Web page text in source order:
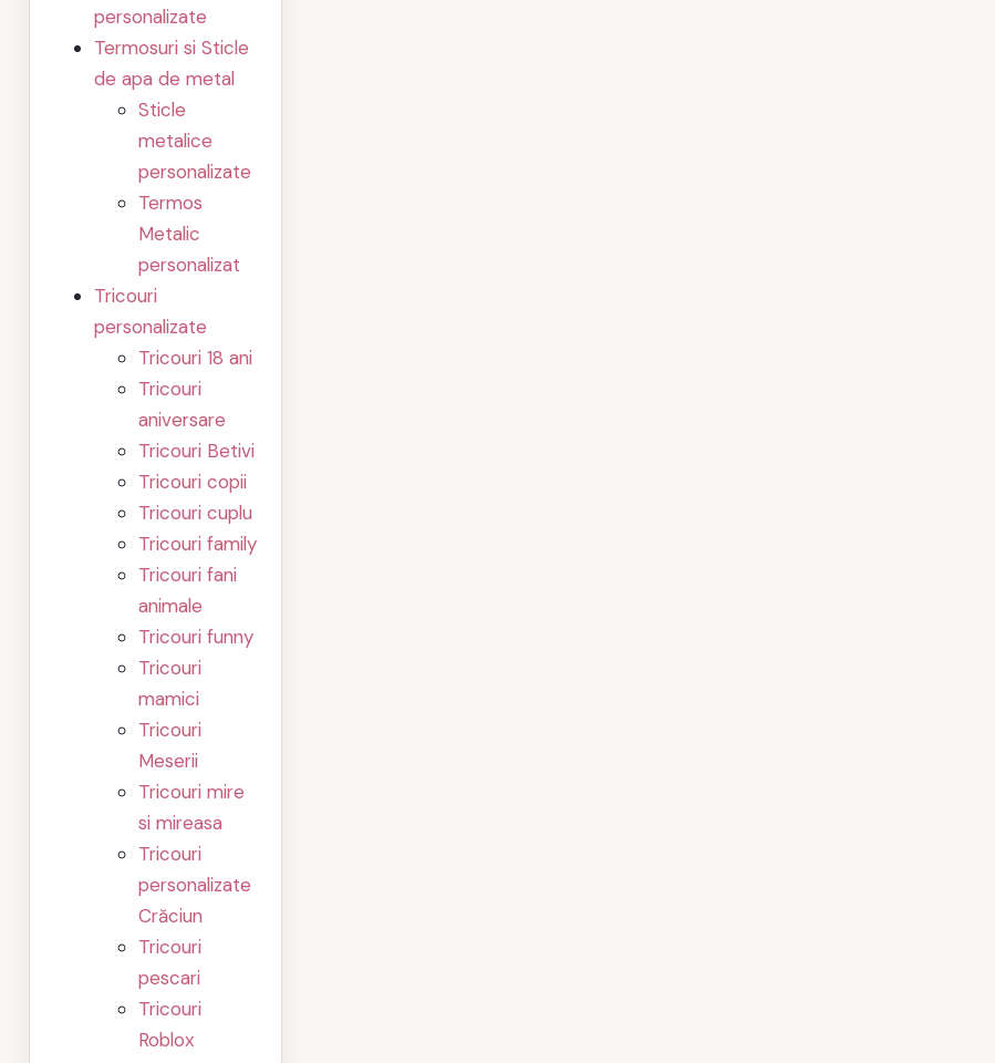
personalizate
Termosuri si Sticle
de apa de metal
Sticle
metalice
personalizate
Termos
Metalic
personalizat
Tricouri
personalizate
Tricouri 18 ani
Tricouri
aniversare
Tricouri Betivi
Tricouri copii
Tricouri cuplu
Tricouri family
Tricouri fani
animale
Tricouri funny
Tricouri
mamici
Tricouri
Meserii
Tricouri mire
si mireasa
Tricouri
personalizate
Crăciun
Tricouri
pescari
Tricouri
Roblox